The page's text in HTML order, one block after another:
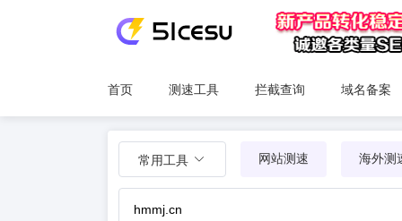
首页 测速工具 拦截查询 域名备案
常用工具 网站测速 海外测